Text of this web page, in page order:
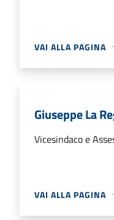
VAI ALLA PAGINA
Giuseppe La
Vicesindaco e
VAI ALLA PAGINA